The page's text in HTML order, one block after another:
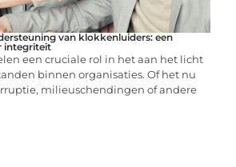
van klokkenluiders: een
integriteit
een cruciale rol in het aan het licht
binnen organisaties. Of het nu
milieuschendingen of andere